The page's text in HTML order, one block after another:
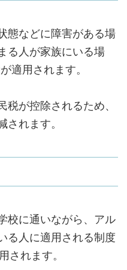
態などに障害がある場
る人が家族にいる場
適用されます。
税が控除されるため、
されます。
校に通いながら、アル
る人に適用される制度
されます。